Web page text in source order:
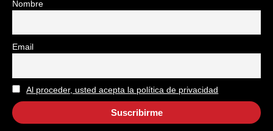
Nombre
Email
Al proceder, usted acepta la política de privacidad